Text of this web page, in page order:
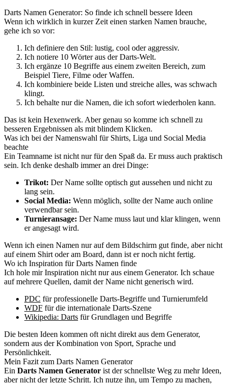
Darts Namen Generator: So finde ich schnell bessere Ideen
Wenn ich wirklich in kurzer Zeit einen starken Namen brauche,
gehe ich so vor:
Ich definiere den Stil: lustig, cool oder aggressiv.
Ich notiere 10 Wörter aus der Darts-Welt.
Ich ergänze 10 Begriffe aus einem zweiten Bereich, zum
Beispiel Tiere, Filme oder Waffen.
Ich kombiniere beide Listen und streiche alles, was schwach
klingt.
Ich behalte nur die Namen, die ich sofort wiederholen kann.
Das ist kein Hexenwerk. Aber genau so komme ich schnell zu
besseren Ergebnissen als mit blindem Klicken.
Was ich bei der Namenswahl für Shirts, Liga und Social Media
beachte
Ein Teamname ist nicht nur für den Spaß da. Er muss auch praktisch
sein. Ich denke deshalb immer an drei Dinge:
Trikot: Der Name sollte optisch gut aussehen und nicht zu
lang sein.
Social Media: Wenn möglich, sollte der Name auch online
verwendbar sein.
Turnieransage: Der Name muss laut und klar klingen, wenn
er angesagt wird.
Wenn ich einen Namen nur auf dem Bildschirm gut finde, aber nicht
auf einem Shirt oder am Board, dann ist er noch nicht fertig.
Wo ich Inspiration für Darts Namen finde
Ich hole mir Inspiration nicht nur aus einem Generator. Ich schaue
auf mehrere Quellen, damit der Name nicht generisch wird.
PDC für professionelle Darts-Begriffe und Turnierumfeld
WDF für die internationale Darts-Szene
Wikipedia: Darts für Grundlagen und Begriffe
Die besten Ideen kommen oft nicht direkt aus dem Generator,
sondern aus der Kombination von Sport, Sprache und
Persönlichkeit.
Mein Fazit zum Darts Namen Generator
Ein Darts Namen Generator ist der schnellste Weg zu mehr Ideen,
aber nicht der letzte Schritt. Ich nutze ihn, um Tempo zu machen,